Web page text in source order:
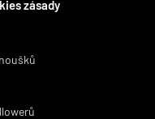
zásady